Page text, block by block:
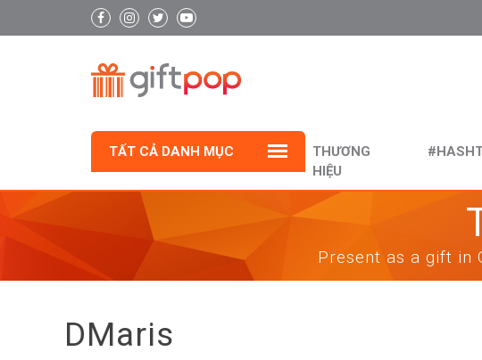
TẤT CẢ DANH MỤC
THƯƠNG
HIỆU
Present as a gift in
DMaris